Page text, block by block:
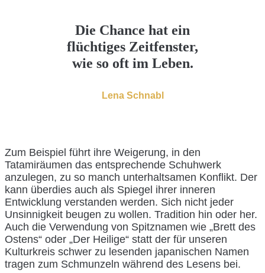
Die Chance hat ein
flüchtiges Zeitfenster,
wie so oft im Leben.
Lena Schnabl
Zum Beispiel führt ihre Weigerung, in den
Tatamiräumen das entsprechende Schuhwerk
anzulegen, zu so manch unterhaltsamen Konflikt. Der
kann überdies auch als Spiegel ihrer inneren
Entwicklung verstanden werden. Sich nicht jeder
Unsinnigkeit beugen zu wollen. Tradition hin oder her.
Auch die Verwendung von Spitznamen wie „Brett des
Ostens“ oder „Der Heilige“ statt der für unseren
Kulturkreis schwer zu lesenden japanischen Namen
tragen zum Schmunzeln während des Lesens bei.